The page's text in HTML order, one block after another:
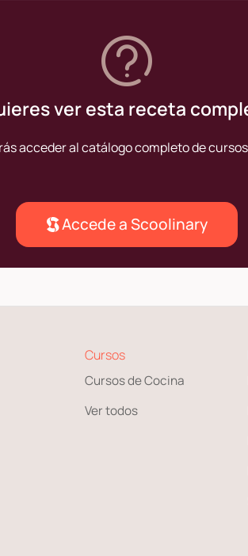
ver esta receta
acceder al catálogo completo de
Accede a Scoolinary
Cursos
Cursos de Cocina
Ver todos